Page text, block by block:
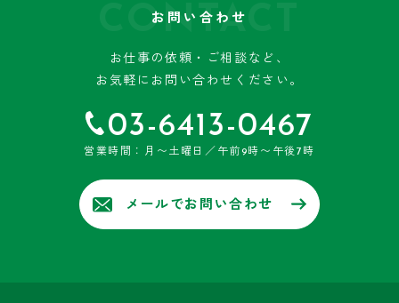
CONTACT
お問い合わせ
お仕事の依頼・ご相談など、
お気軽にお問い合わせください。
03-6413-0467
営業時間：月〜土曜日／午前9時〜午後7時
メールでお問い合わせ